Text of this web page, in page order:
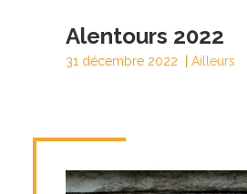
Alentours 2022
31 décembre 2022 | Ailleurs